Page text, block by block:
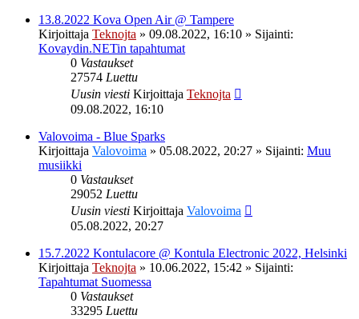
13.8.2022 Kova Open Air @ Tampere
Kirjoittaja Teknojta » 09.08.2022, 16:10 » Sijainti:
Kovaydin.NETin tapahtumat
0 Vastaukset
27574 Luettu
Uusin viesti Kirjoittaja Teknojta
09.08.2022, 16:10
Valovoima - Blue Sparks
Kirjoittaja Valovoima » 05.08.2022, 20:27 » Sijainti: Muu
musiikki
0 Vastaukset
29052 Luettu
Uusin viesti Kirjoittaja Valovoima
05.08.2022, 20:27
15.7.2022 Kontulacore @ Kontula Electronic 2022, Helsinki
Kirjoittaja Teknojta » 10.06.2022, 15:42 » Sijainti:
Tapahtumat Suomessa
0 Vastaukset
33295 Luettu